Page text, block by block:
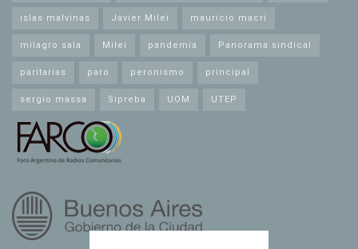
islas malvinas Javier Milei mauricio macri
milagro sala Milei pandemia Panorama sindical
paritarias paro peronismo principal
sergio massa Sipreba UOM UTEP